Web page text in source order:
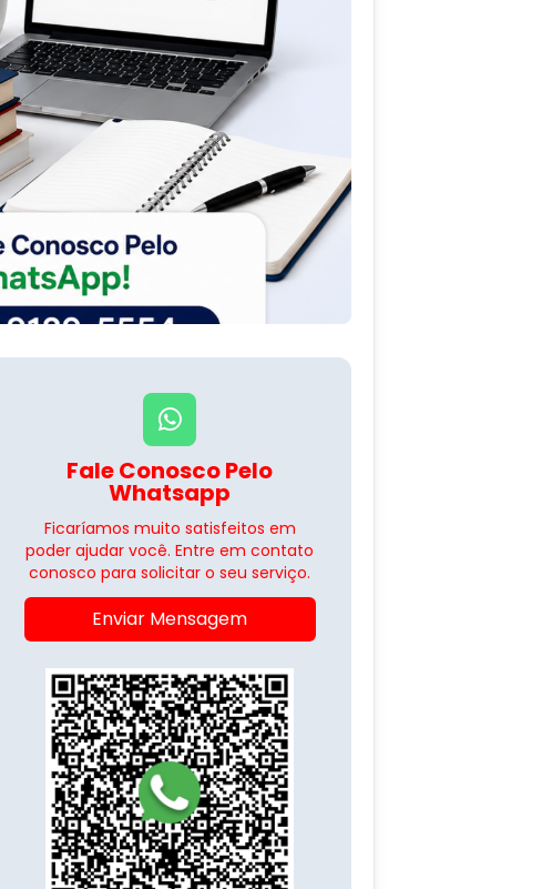
Fale Conosco Pelo
Whatsapp
Ficaríamos muito satisfeitos em
poder ajudar você. Entre em contato
conosco para solicitar o seu serviço.
Enviar Mensagem